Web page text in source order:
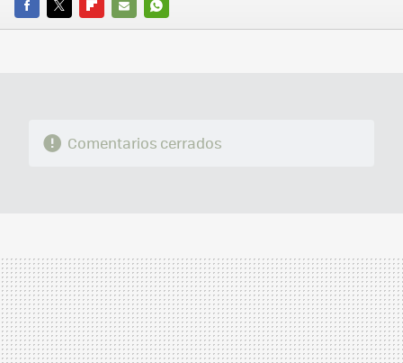
FACEBOOK
TWITTERFLIPBOARD
E-
WHATSAPP
Comentarios cerrados